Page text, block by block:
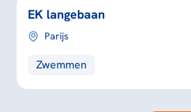
EK langebaan
Parijs
Zwemmen